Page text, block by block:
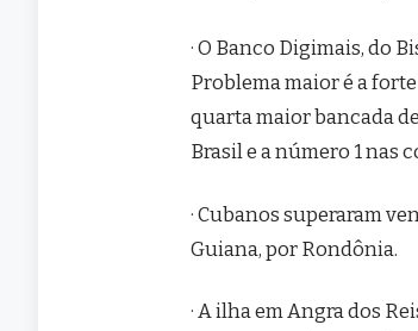
· O Banco Digimais, do
Problema maior é a
quarta maior bancada
Brasil e a número 1 nas
· Cubanos superaram
Guiana, por Rondônia.
· A ilha em Angra dos